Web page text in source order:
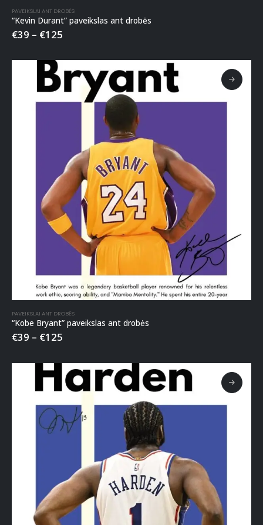
PAVEIKSLAI ANT DROBĖS
“Kevin Durant” paveikslas ant drobės
€39 – €125
PAVEIKSLAI ANT DROBĖS
“Kobe Bryant” paveikslas ant drobės
€39 – €125